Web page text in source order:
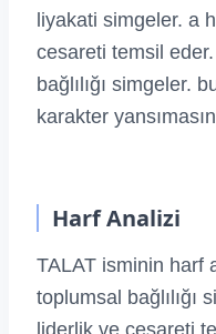
liyakati simgeler. a
cesareti temsil
bağlılığı simgeler.
karakter
Harf Analizi
TALAT isminin harf
toplumsal bağlılığı
liderlik ve cesareti